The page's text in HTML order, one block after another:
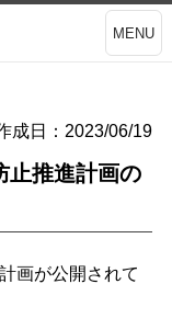
MENU
成日：2023/06/19
推進計画の
画が公開されて